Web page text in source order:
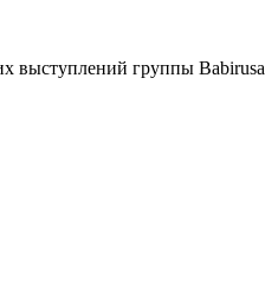
выступлений группы Babirusa